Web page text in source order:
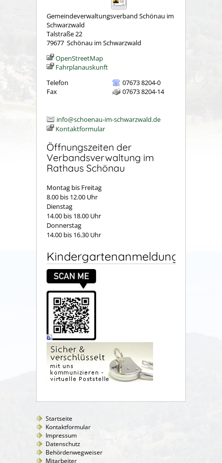
Gemeindeverwaltungsverband Schönau im
Schwarzwald
Talstraße 22
79677 Schönau im Schwarzwald
OpenStreetMap
Fahrplanauskunft
Telefon
07673 8204-0
Fax
07673 8204-14
info@schoenau-im-schwarzwald.de
Kontaktformular
Öffnungszeiten der
Verbandsverwaltung im
Rathaus Schönau
Montag bis Freitag
8.00 bis 12.00 Uhr
Dienstag
14.00 bis 18.00 Uhr
Donnerstag
14.00 bis 16.30 Uhr
Kindergartenanmeldung
Startseite
Kontaktformular
Impressum
Datenschutz
Behördenwegweiser
Mitarbeiter